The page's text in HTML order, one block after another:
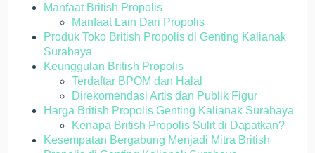
Manfaat British Propolis
Manfaat Lain Dari Propolis
Produk Toko British Propolis di Genting Kalianak
Surabaya
Keunggulan British Propolis
Terdaftar BPOM dan Halal
Direkomendasi Artis dan Publik Figur
Harga British Propolis Genting Kalianak Surabaya
Kenapa British Propolis Sulit di Dapatkan?
Kesempatan Bergabung Menjadi Mitra British